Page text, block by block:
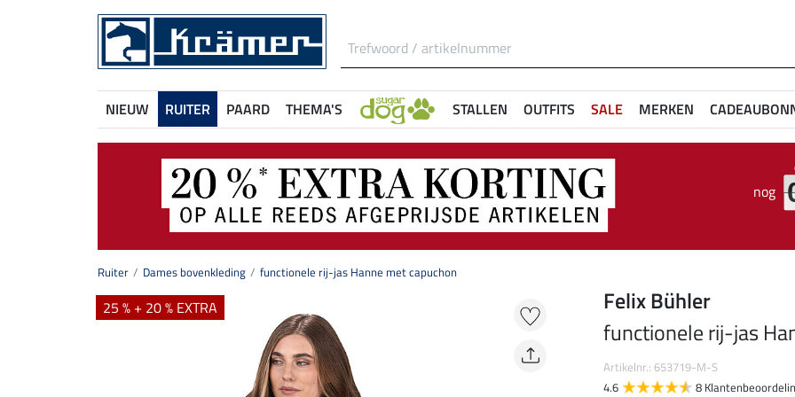
NIEUW RUITER PAARD THEMA'S STALLEN OUTFITS SALE MERKEN
nog
Ruiter Dames bovenkleding functionele rij-jas Hanne met capuchon
25 % + 20 % EXTRA
Felix Bühler
functionele rij-jas
Artikelnr.: 653719-M-S
4.6
8